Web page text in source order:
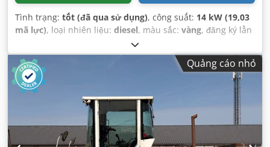
Tình trạng: tốt (đã qua sử dụng), công suất: 14 kW (19,03
mã lực), loại nhiên liệu: diesel, màu sắc: vàng, đăng ký lần
, Năm sản xuất:2006
Quảng cáo nhỏ